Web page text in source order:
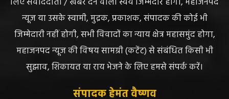
लिए संवाददाता / खबर देने वाला स्वयं जिम्मेदार होगा, महाजनपद
न्यूज या उसके स्वामी, मुद्रक, प्रकाशक, संपादक की कोई भी
जिम्मेदारी नहीं होगी, सभी विवादों का न्याय क्षेत्र महासमुंद होगा,
महाजनपद न्यूज की विषय सामग्री (कटेंट) से संबंधित किसी भी
सुझाव, शिकायत या राय भेजने के लिए हमसे संपर्क करें।